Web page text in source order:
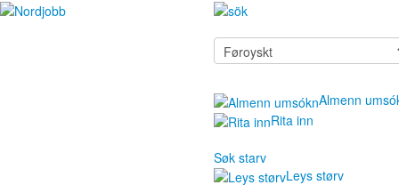
Almenn
Rita inn
Søk starv
Leys størv